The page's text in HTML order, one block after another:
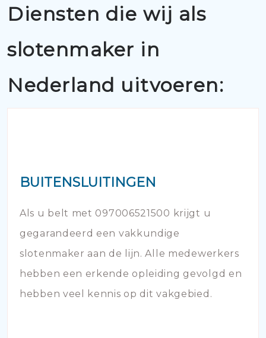
Diensten die wij als
slotenmaker in
Nederland uitvoeren:
BUITENSLUITINGEN
Als u belt met 097006521500 krijgt u
gegarandeerd een vakkundige
slotenmaker aan de lijn. Alle medewerkers
hebben een erkende opleiding gevolgd en
hebben veel kennis op dit vakgebied.